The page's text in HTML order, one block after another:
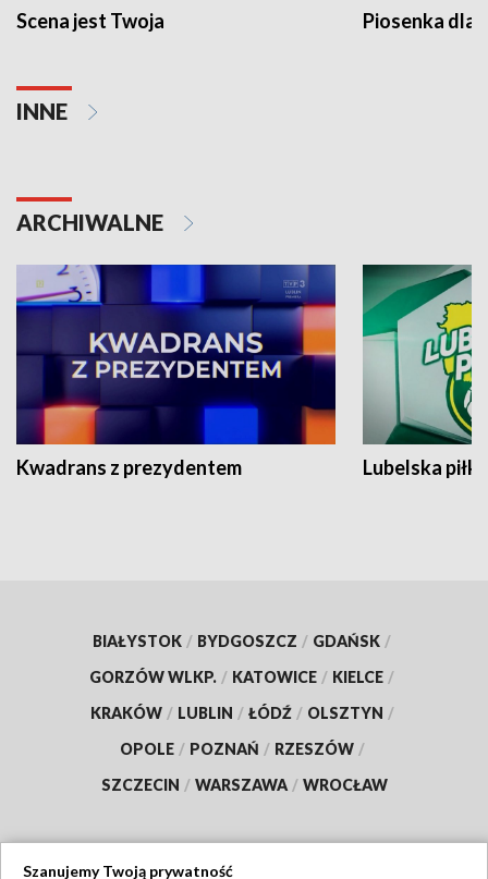
Scena jest Twoja Piosenka dla
INNE
ARCHIWALNE
Kwadrans z prezydentem Lubelska piłka
BIAŁYSTOK / BYDGOSZCZ / GDAŃSK /
GORZÓW WLKP. / KATOWICE / KIELCE /
KRAKÓW / LUBLIN / ŁÓDŹ / OLSZTYN /
OPOLE / POZNAŃ / RZESZÓW /
SZCZECIN / WARSZAWA / WROCŁAW
Szanujemy Twoją prywatność